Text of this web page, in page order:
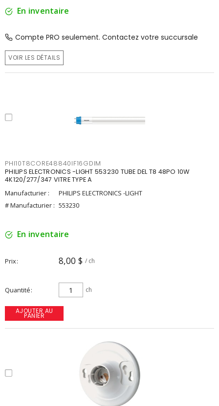
En inventaire
Compte PRO seulement. Contactez votre succursale
VOIR LES DÉTAILS
PHI10T8CORE48840IF16GDIM
PHILIPS ELECTRONICS -LIGHT 553230 TUBE DEL T8 48PO 10W
4K120/277/347 VITRE TYPE A
Manufacturier :
PHILIPS ELECTRONICS -LIGHT
# Manufacturier : 553230
En inventaire
Prix 8,00 $ / ch
Quantité ch
AJOUTER AU
PANIER